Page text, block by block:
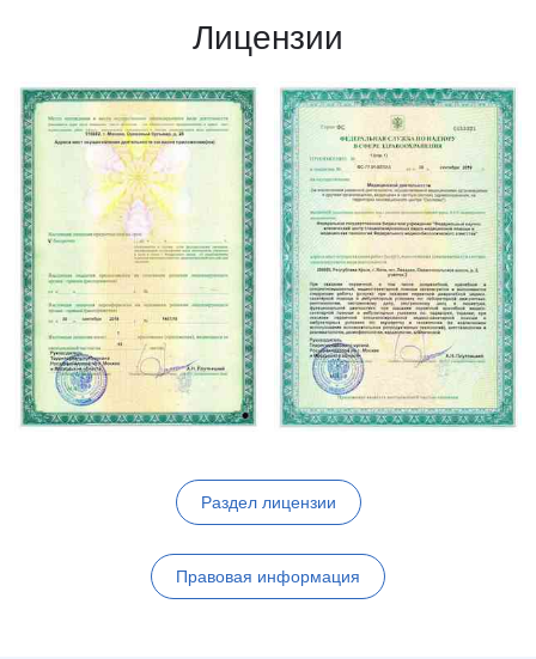
Лицензии
Раздел лицензии
Правовая информация